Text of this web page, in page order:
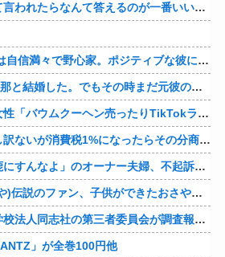
まんさん「イキそうって言われたらなんて答えるのが一番いい？」
無欲な旦那に比べ 、彼は自信満々で野心家。ポジティブな彼に惹かれバイト後や休みの日に会うようになり、男女の関係になるまで時間はいらなかった… だが彼はただのバカだったｗ
21歳の時に3歳年上の旦那と結婚した。でもその時まだ元彼のこと忘れられなくて、元彼の再アタックに負けて浮気しちゃって… でも結局ばれて旦那の辛そうな姿見て初めて後悔した…
ジャンポケ斉藤の被害女性「バウムクーヘン売ったりTikTokライブしててムカついたから示談しなかった」
町のお弁当屋さん「申し訳ないが消費税1%になったらその分商品代を値上げするわ」 「うちも！」
【悲報】「コンビニ馬鹿にすんなよ」のオーナー夫婦、不起訴ｗｗｗｗｗｗｗｗ
【朗報】檜山沙耶(おさや)伝説のファン、子供ができたおさやへの正直な気持ちを語るｗ
辺野古転覆ﾀﾋ亡事故、学校法人同志社の第三者委員会が調査報告書を公表 … 安全配慮義務違反や安全管理に関する検証を妨げた組織風土の存在を指摘
」が全巻100円他